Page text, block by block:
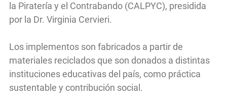
la Piratería y el Contrabando (CALPYC), presidida
por la Dr. Virginia Cervieri.
Los implementos son fabricados a partir de
materiales reciclados que son donados a distintas
instituciones educativas del país, como práctica
sustentable y contribución social.